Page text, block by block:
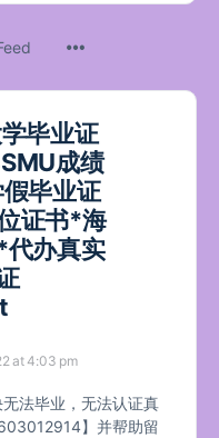
毕业证
成绩
毕业证
证书*海
代办真实
at 4:03 pm
法毕业，无法认证真
】并帮助留